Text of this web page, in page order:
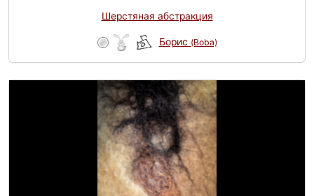
Шерстяная абстракция
Борис (Boba)